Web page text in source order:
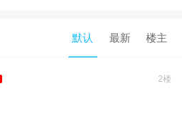
默认 最新 楼主
2楼